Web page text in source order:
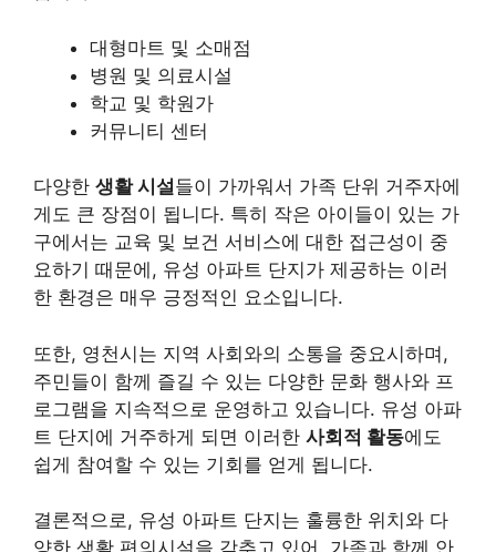
대형마트 및 소매점
병원 및 의료시설
학교 및 학원가
커뮤니티 센터
다양한 생활 시설들이 가까워서 가족 단위 거주자에
게도 큰 장점이 됩니다. 특히 작은 아이들이 있는 가
구에서는 교육 및 보건 서비스에 대한 접근성이 중
요하기 때문에, 유성 아파트 단지가 제공하는 이러
한 환경은 매우 긍정적인 요소입니다.
또한, 영천시는 지역 사회와의 소통을 중요시하며,
주민들이 함께 즐길 수 있는 다양한 문화 행사와 프
로그램을 지속적으로 운영하고 있습니다. 유성 아파
트 단지에 거주하게 되면 이러한 사회적 활동에도
쉽게 참여할 수 있는 기회를 얻게 됩니다.
결론적으로, 유성 아파트 단지는 훌륭한 위치와 다